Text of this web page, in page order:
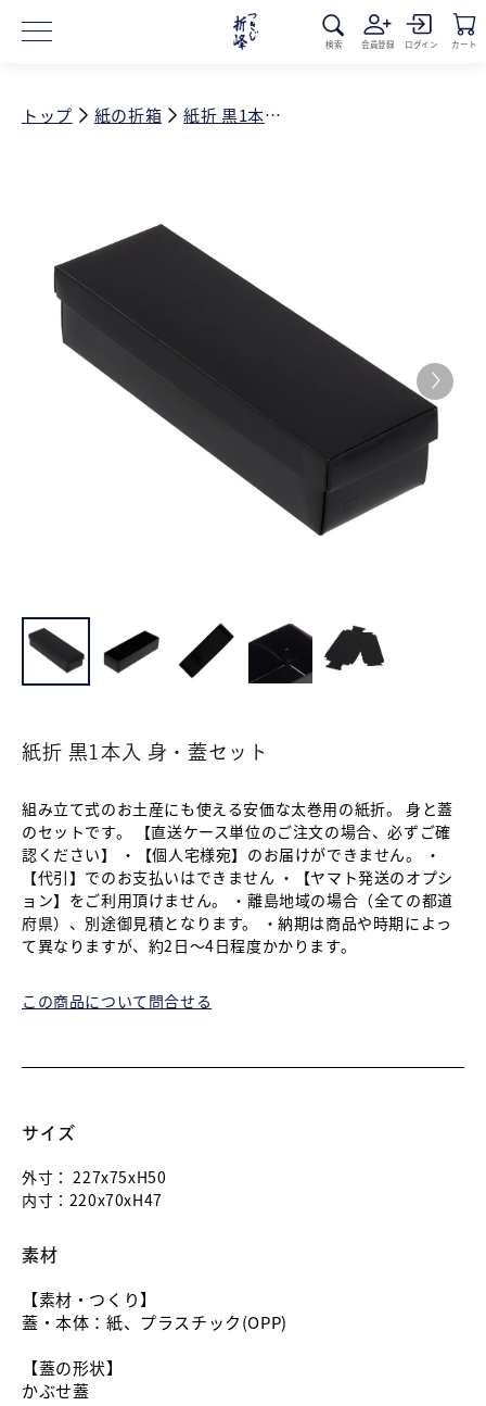
ンツに
進む
検索 会員登録 ログイン カート
トップ 紙の折箱 紙折 黒1本入 身・蓋セット
紙折 黒1本入 身・蓋セット
組み立て式のお土産にも使える安価な太巻用の紙折。 身と蓋
のセットです。 【直送ケース単位のご注文の場合、必ずご確
認ください】 ・【個人宅様宛】のお届けができません。 ・
【代引】でのお支払いはできません ・【ヤマト発送のオプシ
ョン】をご利用頂けません。 ・離島地域の場合（全ての都道
府県）、別途御見積となります。 ・納期は商品や時期によっ
て異なりますが、約2日～4日程度かかります。
この商品について問合せる
サイズ
外寸： 227x75xH50
内寸： 220x70xH47
素材
【素材・つくり】
蓋・本体：紙、プラスチック(OPP)
【蓋の形状】
かぶせ蓋